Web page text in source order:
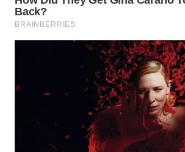
WAHANA
OTOMOTIF
WISATA